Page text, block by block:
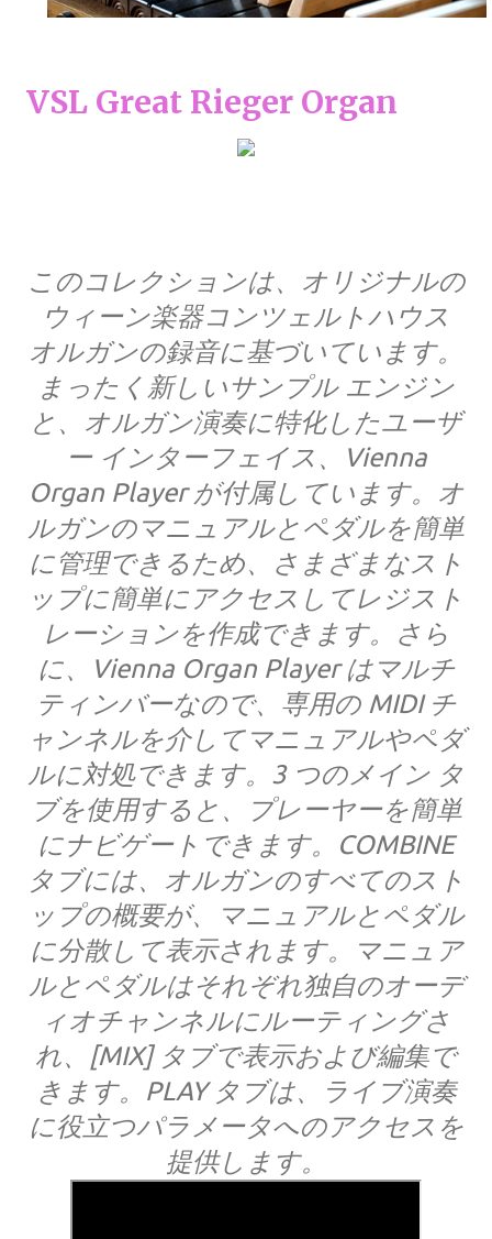
VSL Great Rieger Organ
このコレクションは、オリジナルの
ウィーン楽器コンツェルトハウス
オルガンの録音に基づいています。
まったく新しいサンプル エンジン
と、オルガン演奏に特化したユーザ
ー インターフェイス、Vienna
Organ Player が付属しています。オ
ルガンのマニュアルとペダルを簡単
に管理できるため、さまざまなスト
ップに簡単にアクセスしてレジスト
レーションを作成できます。さら
に、Vienna Organ Player はマルチ
ティンバーなので、専用の MIDI チ
ャンネルを介してマニュアルやペダ
ルに対処できます。3 つのメイン タ
ブを使用すると、プレーヤーを簡単
にナビゲートできます。COMBINE
タブには、オルガンのすべてのスト
ップの概要が、マニュアルとペダル
に分散して表示されます。マニュア
ルとペダルはそれぞれ独自のオーデ
ィオチャンネルにルーティングさ
れ、[MIX] タブで表示および編集で
きます。PLAY タブは、ライブ演奏
に役立つパラメータへのアクセスを
提供します。